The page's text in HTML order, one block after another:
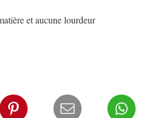
et aucune lourdeur